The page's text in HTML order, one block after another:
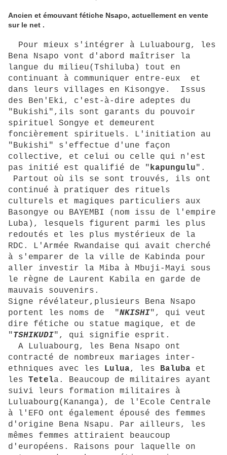
Ancien et émouvant fétiche Nsapo, actuellement en vente
sur le net .
Pour mieux s'intégrer à Luluabourg, les
Bena Nsapo vont d'abord maîtriser la
langue du milieu(Tshiluba) tout en
continuant à communiquer entre-eux et
dans leurs villages en Kisongye. Issus
des Ben'Eki, c'est-à-dire adeptes du
"Bukishi",ils sont garants du pouvoir
spirituel Songye et demeurent
foncièrement spirituels. L'initiation au
"Bukishi" s'effectue d'une façon
collective, et celui ou celle qui n'est
pas initié est qualifié de "kapungulu".
Partout où ils se sont trouvés, ils ont
continué à pratiquer des rituels
culturels et magiques particuliers aux
Basongye ou BAYEMBI (nom issu de l'empire
Luba), lesquels figurent parmi les plus
redoutés et les plus mystérieux de la
RDC. L'Armée Rwandaise qui avait cherché
à s'emparer de la ville de Kabinda pour
aller investir la Miba à Mbuji-Mayi sous
le règne de Laurent Kabila en garde de
mauvais souvenirs.
Signe révélateur,plusieurs Bena Nsapo
portent les noms de "NKISHI", qui veut
dire fétiche ou statue magique, et de
"TSHIKUDI", qui signifie esprit.
A Luluabourg, les Bena Nsapo ont
contracté de nombreux mariages inter-
ethniques avec les Lulua, les Baluba et
les Tetela. Beaucoup de militaires ayant
suivi leurs formation militaires à
Luluabourg(Kananga), de l'Ecole Centrale
à l'EFO ont également épousé des femmes
d'origine Bena Nsapu. Par ailleurs, les
mêmes femmes attiraient beaucoup
d'européens. Raisons pour laquelle on